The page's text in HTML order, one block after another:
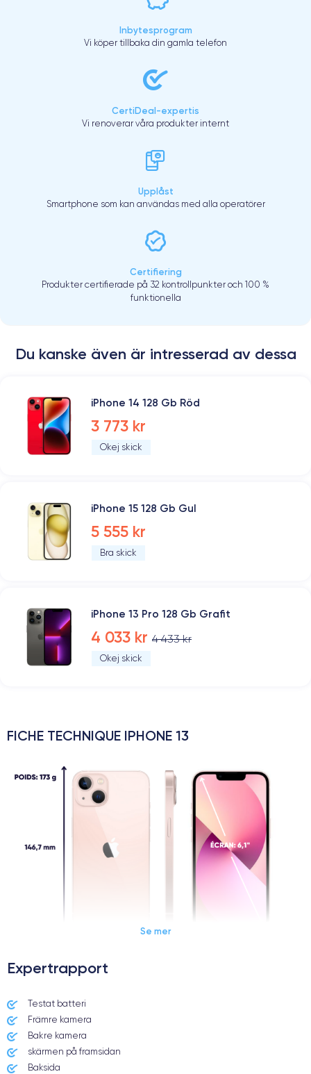
Inbytesprogram
Vi köper tillbaka din gamla telefon
CertiDeal-expertis
Vi renoverar våra produkter internt
Upplåst
Smartphone som kan användas med alla operatörer
Certifiering
Produkter certifierade på 32 kontrollpunkter och 100 %
funktionella
Du kanske även är intresserad av dessa
iPhone 14 128 Gb Röd
3 773 kr
Okej skick
iPhone 15 128 Gb Gul
5 555 kr
Bra skick
iPhone 13 Pro 128 Gb Grafit
4 033 kr 4 433 kr
Okej skick
FICHE TECHNIQUE IPHONE 13
Date de sortie
24/09/2021
Dimensions
Se mer
Expertrapport
Testat batteri
Främre kamera
Bakre kamera
skärmen på framsidan
Baksida